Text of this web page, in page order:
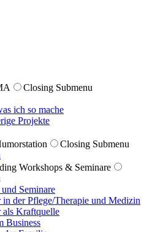
Closing Submenu
ich so mache
Projekte
Closing Submenu
Workshops & Seminare
Seminare
der Pflege/Therapie und Medizin
Kraftquelle
Business